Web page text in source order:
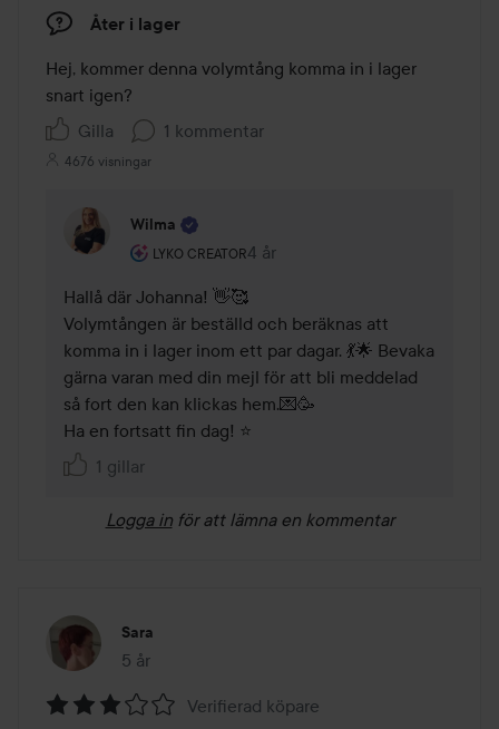
Åter i lager
Hej, kommer denna volymtång komma in i lager
snart igen?
Gilla
1 kommentar
4676 visningar
Wilma
LYKO CREATOR
Användarens roll: Lyko Creator.
4 år
Kommentaren lades 4 år
Hallå där Johanna! 👋🥰
Volymtången är beställd och beräknas att
komma in i lager inom ett par dagar. 💃🌟 Bevaka
gärna varan med din mejl för att bli meddelad
så fort den kan klickas hem.💌🥳
Ha en fortsatt fin dag! ⭐
1 gillar
Logga in för att lämna en kommentar
Sara
5 år
Inlägget skapades 5 år
Verifierad köpare